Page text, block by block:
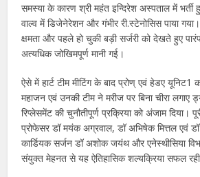
समस्या के कारण श्री महंत इन्दिरेश अस्पताल में भर्ती
वाल्व में डिजेनेरेशन और गंभीर री.स्टेनोसिस पाया
क्षमता और पहले हो चुकी बड़ी सर्जरी को देखते हुए
अत्यधिक जोखिमपूर्ण मानी गई।
ऐसे में हार्ट टीम मीटिंग के बाद प्रोण् एवं हेडए यूनिट1
महाजन एवं उनकी टीम ने मरीज पर बिना चीरा लगाए
रिप्लेसमेंट की चुनौतीपूर्ण प्रक्रिया को अंजाम दिया।
प्रोफेसर डॉ मयंक अग्रवाल, डॉ अभिषेक मित्तल एवं डॉ
कार्डियक सर्जन डॉ अशोक जयंथ और एनेस्थीसिया
संयुक्त मेहनत से यह ऐतिहासिक शल्यक्रिया सफल